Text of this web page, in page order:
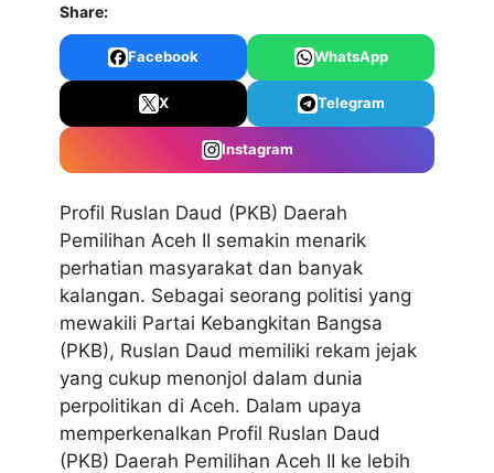
Share:
Facebook WhatsApp
X Telegram
Instagram
Profil Ruslan Daud (PKB) Daerah
Pemilihan Aceh II semakin menarik
perhatian masyarakat dan banyak
kalangan. Sebagai seorang politisi yang
mewakili Partai Kebangkitan Bangsa
(PKB), Ruslan Daud memiliki rekam jejak
yang cukup menonjol dalam dunia
perpolitikan di Aceh. Dalam upaya
memperkenalkan Profil Ruslan Daud
(PKB) Daerah Pemilihan Aceh II ke lebih